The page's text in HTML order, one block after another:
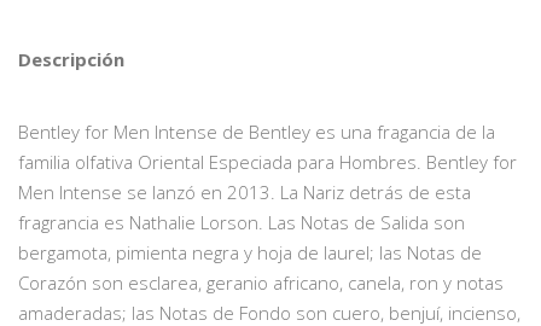
Descripción
Bentley for Men Intense de Bentley es una fragancia de la
familia olfativa Oriental Especiada para Hombres. Bentley for
Men Intense se lanzó en 2013. La Nariz detrás de esta
fragrancia es Nathalie Lorson. Las Notas de Salida son
bergamota, pimienta negra y hoja de laurel; las Notas de
Corazón son esclarea, geranio africano, canela, ron y notas
amaderadas; las Notas de Fondo son cuero, benjuí, incienso,